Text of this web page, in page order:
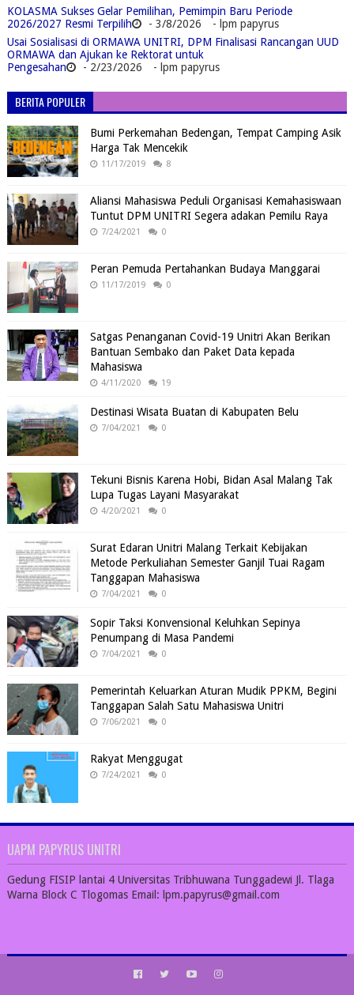
KOLASMA Sukses Gelar Pemilihan, Pemimpin Baru Periode
2026/2027 Resmi Terpilih
- 3/8/2026
- lpm papyrus
Usai Sosialisasi di ORMAWA UNITRI, DPM Finalisasi Rancangan UUD
ORMAWA dan Ajukan ke Rektorat untuk
Pengesahan
- 2/23/2026 - lpm papyrus
BERITA POPULER
Bumi Perkemahan Bedengan, Tempat Camping Asik
Harga Tak Mencekik
11/17/2019 8
Aliansi Mahasiswa Peduli Organisasi Kemahasiswaan
Tuntut DPM UNITRI Segera adakan Pemilu Raya
7/24/2021 0
Peran Pemuda Pertahankan Budaya Manggarai
11/17/2019 0
Satgas Penanganan Covid-19 Unitri Akan Berikan
Bantuan Sembako dan Paket Data kepada
Mahasiswa
4/11/2020 19
Destinasi Wisata Buatan di Kabupaten Belu
7/04/2021 0
Tekuni Bisnis Karena Hobi, Bidan Asal Malang Tak
Lupa Tugas Layani Masyarakat
4/20/2021 0
Surat Edaran Unitri Malang Terkait Kebijakan
Metode Perkuliahan Semester Ganjil Tuai Ragam
Tanggapan Mahasiswa
7/04/2021 0
Sopir Taksi Konvensional Keluhkan Sepinya
Penumpang di Masa Pandemi
7/04/2021 0
Pemerintah Keluarkan Aturan Mudik PPKM, Begini
Tanggapan Salah Satu Mahasiswa Unitri
7/06/2021 0
Rakyat Menggugat
7/24/2021 0
UAPM PAPYRUS UNITRI
Gedung FISIP lantai 4 Universitas Tribhuwana Tunggadewi Jl. Tlaga
Warna Block C Tlogomas Email: lpm.papyrus@gmail.com